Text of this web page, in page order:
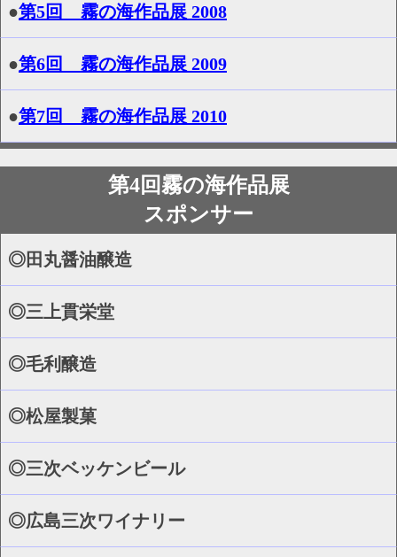
●第5回 霧の海作品展 2008
●第6回 霧の海作品展 2009
●第7回 霧の海作品展 2010
第4回霧の海作品展
スポンサー
◎田丸醤油醸造
◎三上貫栄堂
◎毛利醸造
◎松屋製菓
◎三次ベッケンビール
◎広島三次ワイナリー